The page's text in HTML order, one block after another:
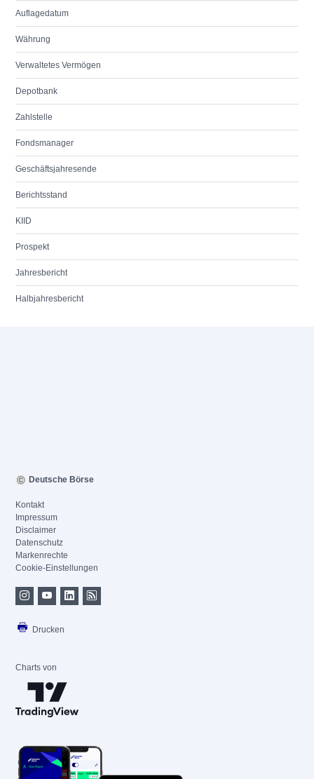
Auflagedatum
Währung
Verwaltetes Vermögen
Depotbank
Zahlstelle
Fondsmanager
Geschäftsjahresende
Berichtsstand
KIID
Prospekt
Jahresbericht
Halbjahresbericht
Deutsche Börse
Kontakt
Impressum
Disclaimer
Datenschutz
Markenrechte
Cookie-Einstellungen
Drucken
Charts von